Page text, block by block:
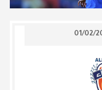
01/02/